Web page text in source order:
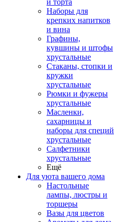
и торта
Наборы для
крепких напитков
и вина
Графины,
кувшины и штофы
хрустальные
Стаканы, стопки и
кружки
хрустальные
Рюмки и фужеры
хрустальные
Масленки,
сахарницы и
наборы для специй
хрустальные
Салфетники
хрустальные
Ещё
Для уюта вашего дома
Настольные
лампы, люстры и
торшеры
Вазы для цветов